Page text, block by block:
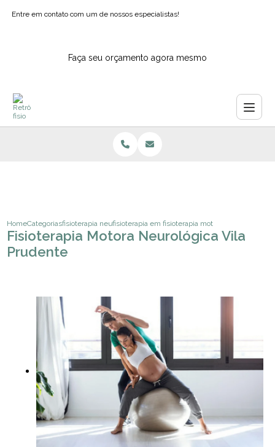
Entre em contato com um de nossos especialistas!
Faça seu orçamento agora mesmo
HomeCategoriasfisioterapia neurologicafisioterapia em pacientes neurologicos
fisioterapia motora neurologica
Fisioterapia Motora Neurológica Vila
Prudente